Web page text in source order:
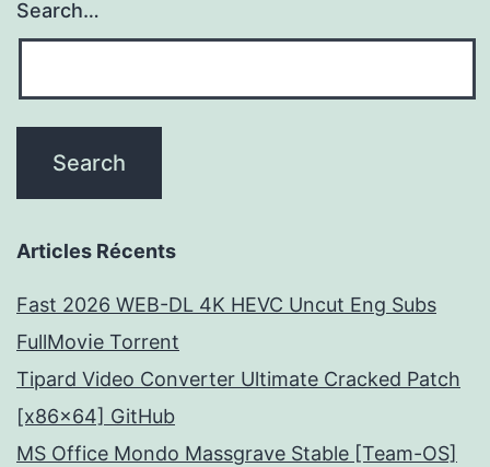
Search…
Articles Récents
Fast 2026 WEB-DL 4K HEVC Uncut Eng Subs
FullMov𝗂e Torrent
Tipard Video Converter Ultimate Cracked Patch
[x86x64] GitHub
MS Office Mondo Massgrave Stable [Team-OS]